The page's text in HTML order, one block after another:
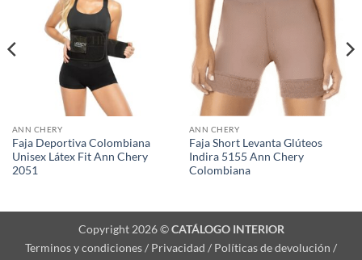
ANN CHERY
Faja Deportiva Colombiana
Unisex Látex Fit Ann Chery
2051
ANN CHERY
Faja Short Levanta Glúteos
Indira 5155 Ann Chery
Colombiana
Copyright 2026 ©CATÁLOGO INTERIOR
Terminos y condiciones / Privacidad / Políticas de devolución /